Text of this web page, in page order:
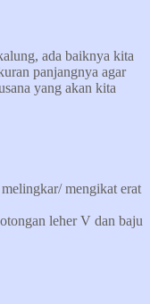
ada baiknya kita
panjangnya agar
yang akan kita
mengikat erat
leher V dan baju